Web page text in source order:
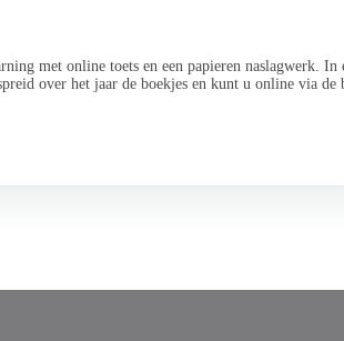
met online toets en een papieren naslagwerk.
over het jaar de boekjes en kunt u online via